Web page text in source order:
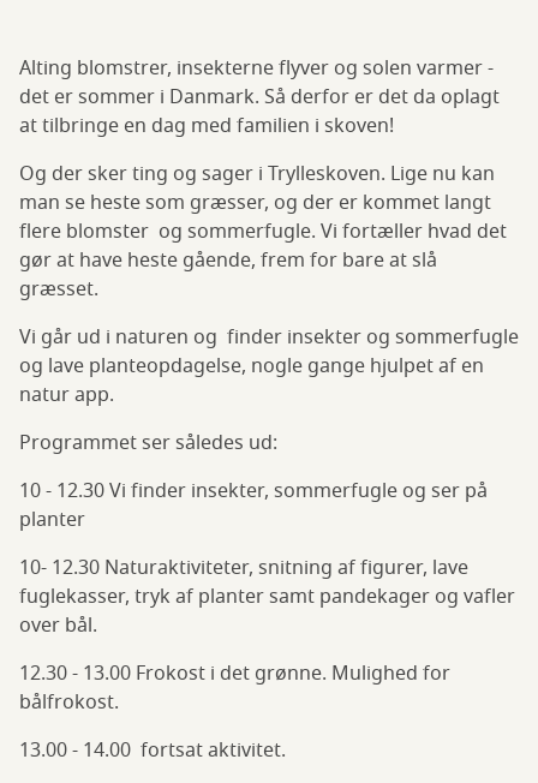
Alting blomstrer, insekterne flyver og solen varmer -
det er sommer i Danmark. Så derfor er det da oplagt
at tilbringe en dag med familien i skoven!
Og der sker ting og sager i Trylleskoven. Lige nu kan
man se heste som græsser, og der er kommet langt
flere blomster og sommerfugle. Vi fortæller hvad det
gør at have heste gående, frem for bare at slå
græsset.
Vi går ud i naturen og finder insekter og sommerfugle
og lave planteopdagelse, nogle gange hjulpet af en
natur app.
Programmet ser således ud:
10 - 12.30 Vi finder insekter, sommerfugle og ser på
planter
10- 12.30 Naturaktiviteter, snitning af figurer, lave
fuglekasser, tryk af planter samt pandekager og vafler
over bål.
12.30 - 13.00 Frokost i det grønne. Mulighed for
bålfrokost.
13.00 - 14.00 fortsat aktivitet.